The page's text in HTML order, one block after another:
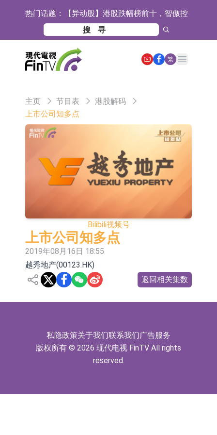
热门话题： 【异动股】港股跌幅榜前十，智傲控
股(08282.HK)跌16.39%，中国智能健
康(00348.HK)跌14.81%
【异动股】港股涨幅榜前十，帝国科
技集团股权(02993.HK)涨+140.00%，
拿森科技(02261.HK)涨+77.54%
深交所：鑫元中证电池主题交易型开
放式指数证券投资基金8月12日上市
通天酒业(00389.HK)停牌
港股通标的证券名单
和光智成完成天使轮数千万融资
10年期港元特区政府机构债券将于
2026年8月12日透过重开进行投标
5年期港元特区政府机构债券将于
2026年8月12日透过重开进行投标
1年期港元隔夜平均指数挂钩债券将
于2026年8月12日进行投标
香港证监会就中国糖果前高管的失当
行为取得13年取消资格令
【异动股】港股跌幅榜前十，融信中
国(03301.HK)跌38.98%，德信服务集
团(02215.HK)跌35.71%
【异动股】港股涨幅榜前十，生物系
统工程股权(02902.HK)涨+218.75%，
敏捷控股(00186.HK)涨+82.50%
地纬智能：暂未开展对外的语料商业
化服务
嘉立创：公司主要提供EDA/CAM、
PCB、电子元器件等电子及机械产业
链一站式研发智造服务
工信部：鼓励民爆企业依法依规实施
重组整合
工信部：到2030年形成3-5家具有较
猫(601015.CN)跌8.38%
【异动股】医疗研发外包板块拉升，
毕得医药(688073.CN)涨20.01%
中远海科：与中远海运国际(香港)有
繁
Open main menu
主页 节目表
港股解码
上市公司知多点
Bilibili视频号
上市公司知多点
2019年08月16日 18:55
越秀地产(00123.HK)
返回相关集数
私隐政策关于我们联系我们广告服务
版权所有 © 2026 现代电视 FinTV All rights
reserved.